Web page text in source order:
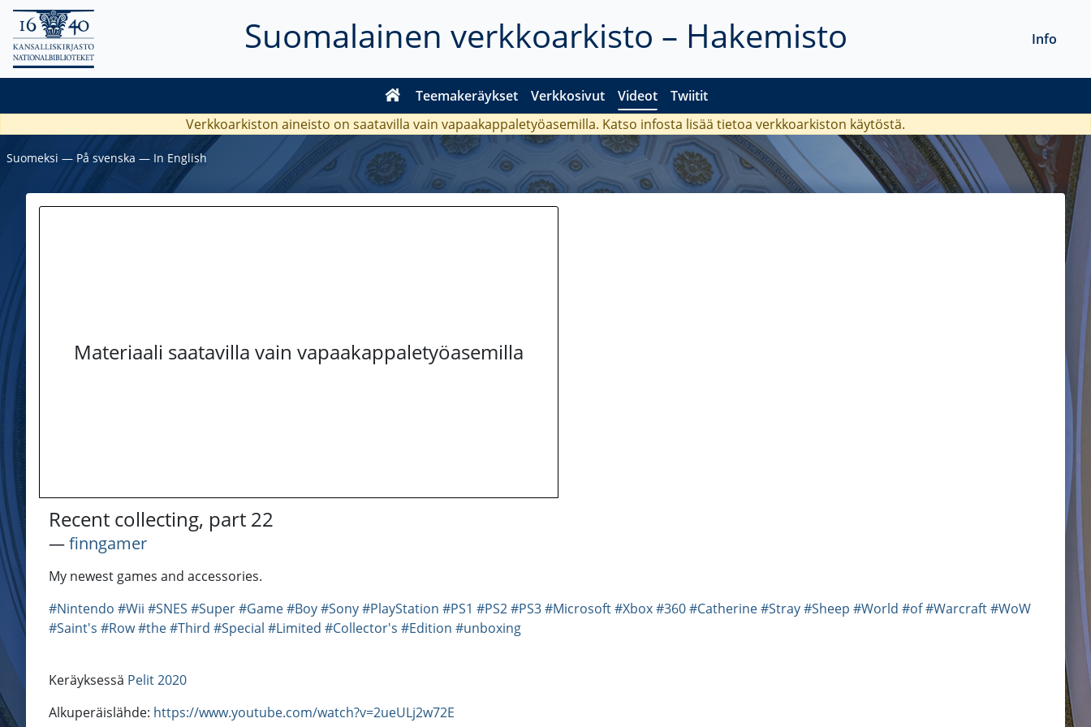
Suomalainen verkkoarkisto – Hakemisto
Teemakeräykset Verkkosivut Videot Twiitit
Info
Verkkoarkiston aineisto on saatavilla vain vapaakappaletyöasemilla. Katso infosta lisää tietoa verkkoarkiston käytöstä.
Suomeksi ― På svenska ― In English
Materiaali saatavilla vain vapaakappaletyöasemilla
Recent collecting, part 22
―finngamer
My newest games and accessories.
#Nintendo #Wii #SNES #Super#Game#Boy#Sony#PlayStation #PS1 #PS2#PS3#Microsoft#Xbox#360#Catherine#Stray#Sheep #World #of#Warcraft#WoW
#Saint's #Row#the#Third #Special #Limited #Collector's #Edition #unboxing
Keräyksessä Pelit 2020
Alkuperäislähde: https://www.youtube.com/watch?v=2ueULj2w72E